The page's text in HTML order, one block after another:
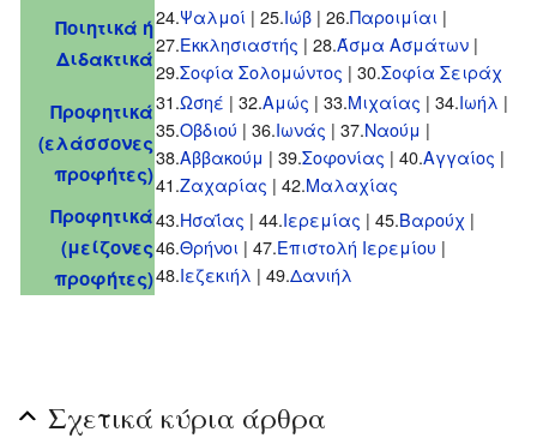
Ποιητικά ή
Διδακτικά
24.Ψαλμοί | 25.Ιώβ | 26.Παροιμίαι |
27.Εκκλησιαστής | 28.Άσμα Ασμάτων |
29.Σοφία Σολομώντος | 30.Σοφία Σειράχ
Προφητικά
(ελάσσονες
προφήτες)
31.Ωσηέ | 32.Αμώς | 33.Μιχαίας | 34.Ιωήλ |
35.Οβδιού | 36.Ιωνάς | 37.Ναούμ |
38.Αββακούμ | 39.Σοφονίας | 40.Αγγαίος |
41.Ζαχαρίας | 42.Μαλαχίας
Προφητικά
(μείζονες
προφήτες)
43.Ησαΐας | 44.Ιερεμίας | 45.Βαρούχ |
46.Θρήνοι | 47.Επιστολή Ιερεμίου |
48.Ιεζεκιήλ | 49.Δανιήλ
Σχετικά κύρια άρθρα